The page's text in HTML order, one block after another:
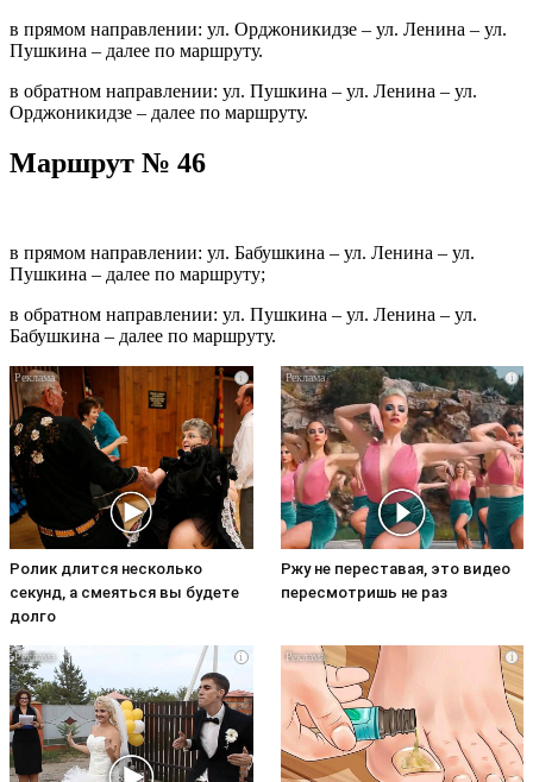
в прямом направлении: ул. Орджоникидзе – ул. Ленина – ул.
Пушкина – далее по маршруту.
в обратном направлении: ул. Пушкина – ул. Ленина – ул.
Орджоникидзе – далее по маршруту.
Маршрут № 46
в прямом направлении: ул. Бабушкина – ул. Ленина – ул.
Пушкина – далее по маршруту;
в обратном направлении: ул. Пушкина – ул. Ленина – ул.
Бабушкина – далее по маршруту.
i
Ролик длится несколько
секунд, а смеяться вы будете
долго
i
Ржу не переставая, это видео
пересмотришь не раз
i i